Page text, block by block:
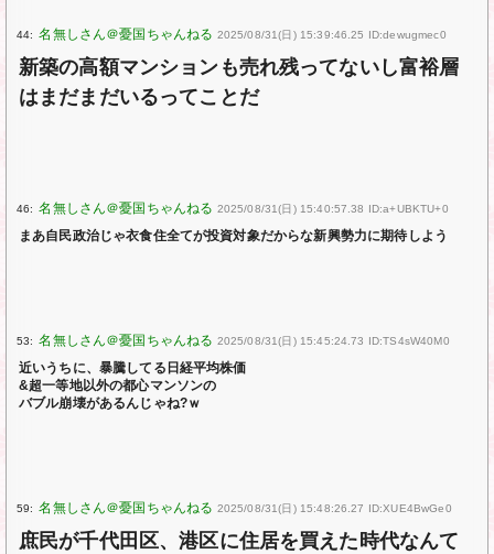
44: 2025/08/31(日) 15:39:46.25 ID:dewugmec0
新築の高額マンションも売れ残ってないし富裕層
はまだまだいるってことだ
46: 2025/08/31(日) 15:40:57.38 ID:a+UBKTU+0
まあ自民政治じゃ衣食住全てが投資対象だからな新興勢力に期待しよう
53: 2025/08/31(日) 15:45:24.73 ID:TS4sW40M0
近いうちに、暴騰してる日経平均株価
&超一等地以外の都心マンソンの
バブル崩壊があるんじゃね?ｗ
59: 2025/08/31(日) 15:48:26.27 ID:XUE4BwGe0
庶民が千代田区、港区に住居を買えた時代なんて